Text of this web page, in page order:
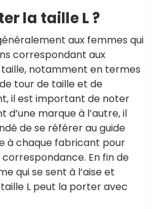
la taille L ?
aux femmes qui
correspondant aux
notamment en termes
tour de taille et de
il est important de noter
d’une marque à l’autre, il
de se référer au guide
à chaque fabricant pour
En fin de
qui se sent à l’aise et
L peut la porter avec